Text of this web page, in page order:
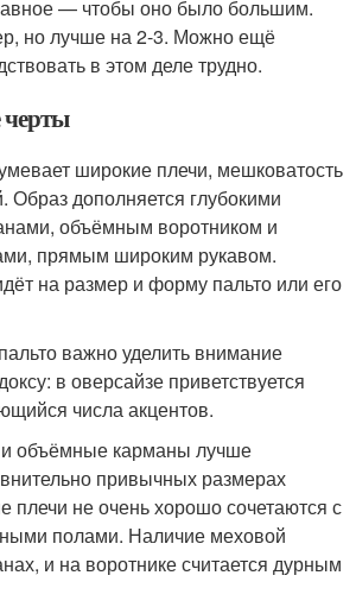
— чтобы оно было большим.
но лучше на 2-3. Можно ещё
в этом деле трудно.
широкие плечи, мешковатость
Образ дополняется глубокими
объёмным воротником и
прямым широким рукавом.
на размер и форму пальто или его
важно уделить внимание
в оверсайзе приветствуется
числа акцентов.
объёмные карманы лучше
привычных размерах
плечи не очень хорошо сочетаются с
полами. Наличие меховой
и на воротнике считается дурным